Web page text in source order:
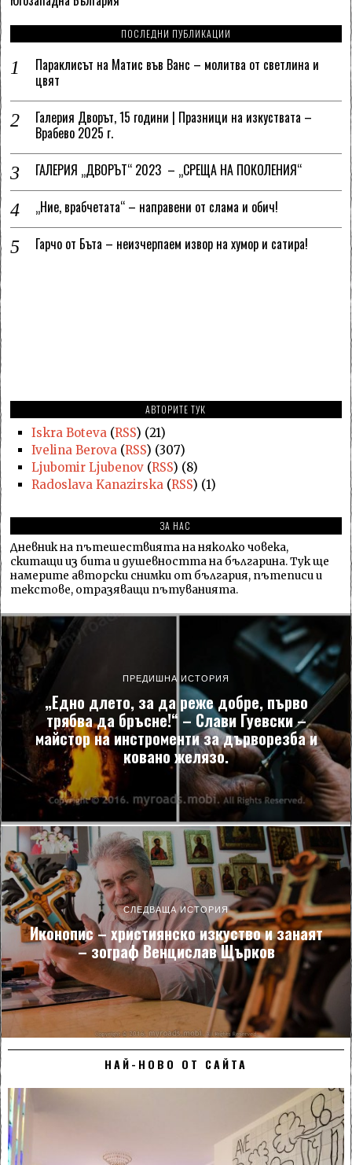
ПОСЛЕДНИ ПУБЛИКАЦИИ
Параклисът на Матис във Ванс – молитва от светлина и
цвят
Галерия Дворът, 15 години | Празници на изкуствата –
Врабево 2025 г.
ГАЛЕРИЯ „ДВОРЪТ“ 2023 – „СРЕЩА НА ПОКОЛЕНИЯ“
„Ние, врабчетата“ – направени от слама и обич!
Гарчо от Бъта – неизчерпаем извор на хумор и сатира!
АВТОРИТЕ ТУК
Iskra Boteva(RSS) (21)
Ivelina Berova(RSS) (307)
Ljubomir Ljubenov(RSS) (8)
Radoslava Kanazirska(RSS) (1)
ЗА НАС
Дневник на пътешествията на няколко човека,
скитащи из бита и душевността на българина. Тук ще
намерите авторски снимки от българия, пътеписи и
текстове, отразяващи пътуванията.
ПРЕДИШНА ИСТОРИЯ
„Едно длето, за да реже добре, първо
трябва да бръсне!“ – Слави Гуевски –
майстор на инстроменти за дърворезба и
ковано желязо.
СЛЕДВАЩА ИСТОРИЯ
Иконопис – християнско изкуство и занаят
– зограф Венцислав Щърков
НАЙ-НОВО ОТ САЙТА